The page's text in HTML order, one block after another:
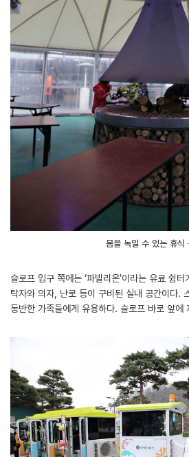
몸을 녹일 수 있는 휴식
슬로프 입구 쪽에는 ‘파빌리온’이라는 유료 쉼
탁자와 의자, 난로 등이 구비된 실내 공간이다.
동반한 가족들에게 유용하다. 슬로프 바로 앞에